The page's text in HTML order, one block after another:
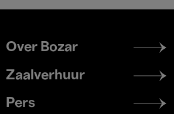
Footer
menu
Over Bozar
Zaalverhuur
Pers